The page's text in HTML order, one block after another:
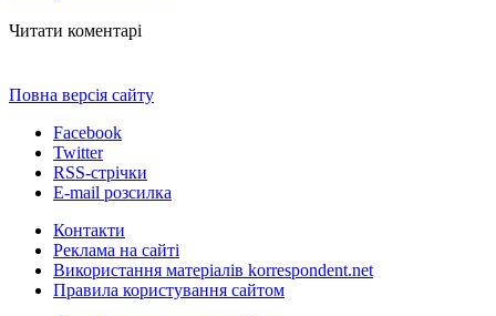
Читати коментарі
Повна версія сайту
Facebook
Twitter
RSS-стрічки
E-mail розсилка
Контакти
Реклама на сайті
Використання матеріалів korrespondent.net
Правила користування сайтом